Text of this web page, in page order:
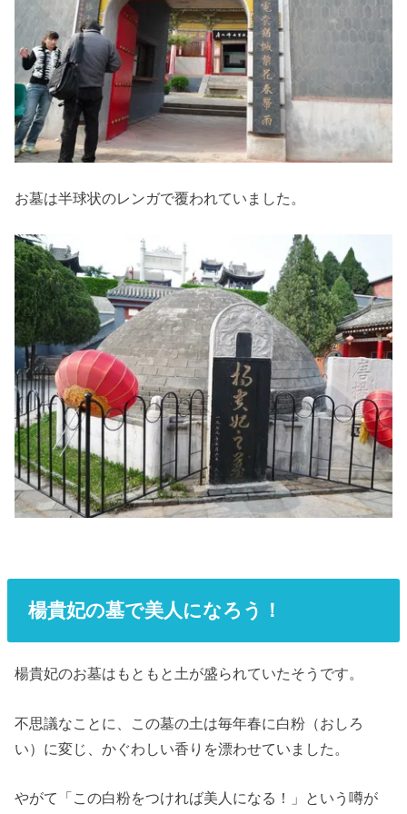
お墓は半球状のレンガで覆われていました。
楊貴妃の墓で美人になろう！
楊貴妃のお墓はもともと土が盛られていたそうです。
不思議なことに、この墓の土は毎年春に白粉（おしろ
い）に変じ、かぐわしい香りを漂わせていました。
やがて「この白粉をつければ美人になる！」という噂が